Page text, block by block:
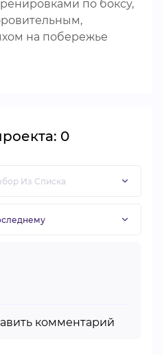
по боксу,
на побережье
0
комментарий